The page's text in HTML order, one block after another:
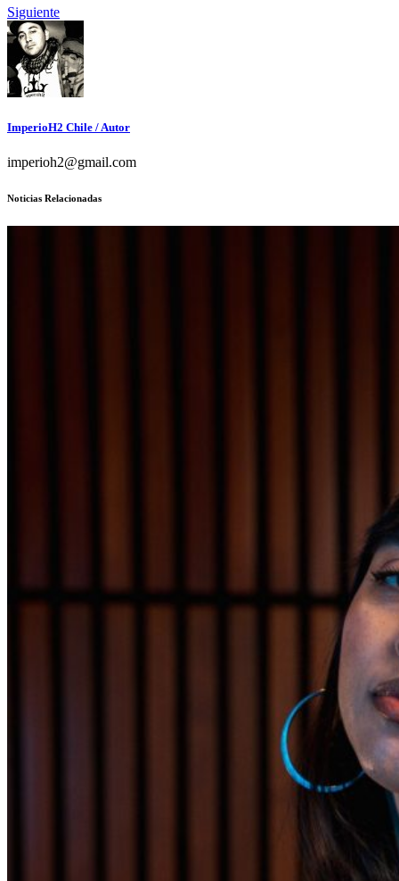
Siguiente
ImperioH2 Chile / Autor
imperioh2@gmail.com
Noticias Relacionadas